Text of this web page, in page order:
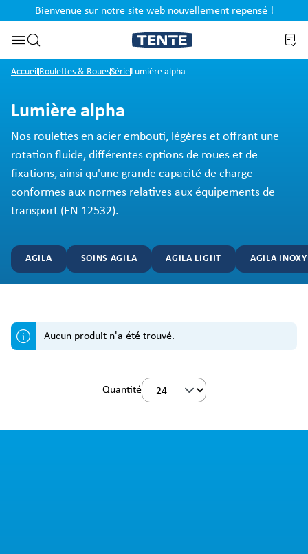
Passer à la recherche
Bienvenue sur notre site web nouvellement repensé !
AccueilRoulettes & RouesSérieLumière alpha
Lumière alpha
Nos roulettes en acier embouti, légères et offrant une
rotation fluide, différentes options de roues et de
fixations, ainsi qu'une grande capacité de charge –
conformes aux normes relatives aux équipements de
transport (EN 12532).
AGILA SOINS AGILA AGILA LIGHT AGILA
Aucun produit n'a été trouvé.
Quantité